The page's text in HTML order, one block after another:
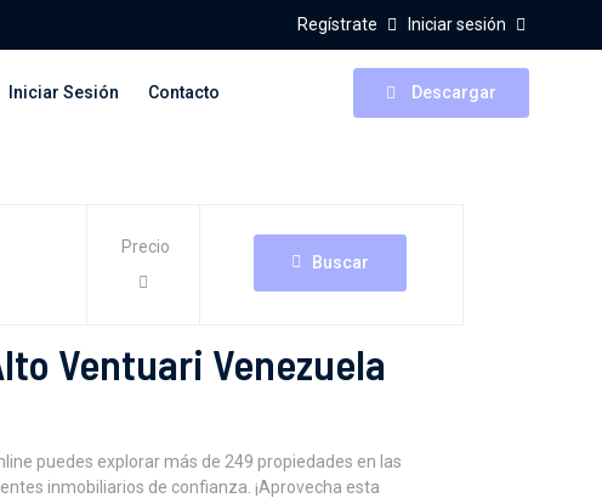
Regístrate Iniciar sesión
Iniciar Sesión Contacto Descargar
Precio
Buscar
Ventuari Venezuela
puedes explorar más de 249 propiedades en las
inmobiliarios de confianza. ¡Aprovecha esta